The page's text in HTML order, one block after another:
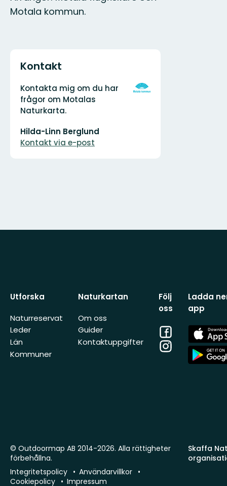
Motala kommun.
Kontakt
Adress
Kontakta mig om du har
frågor om Motalas
Naturkarta.
postadress
Hilda-Linn Berglund
Kontakt via e-post
Organisationens
Utforska
Naturreservat
Leder
Län
Kommuner
Naturkartan
Om oss
Guider
Kontaktuppgifter
Följ
oss
Facebook
Instagram
Ladda
app
App
Store
App
Store
Skaffa
© Outdoormap AB 2014-2026. Alla rättigheter
förbehållna.
Integritetspolicy
Användarvillkor
Cookiepolicy
Impressum